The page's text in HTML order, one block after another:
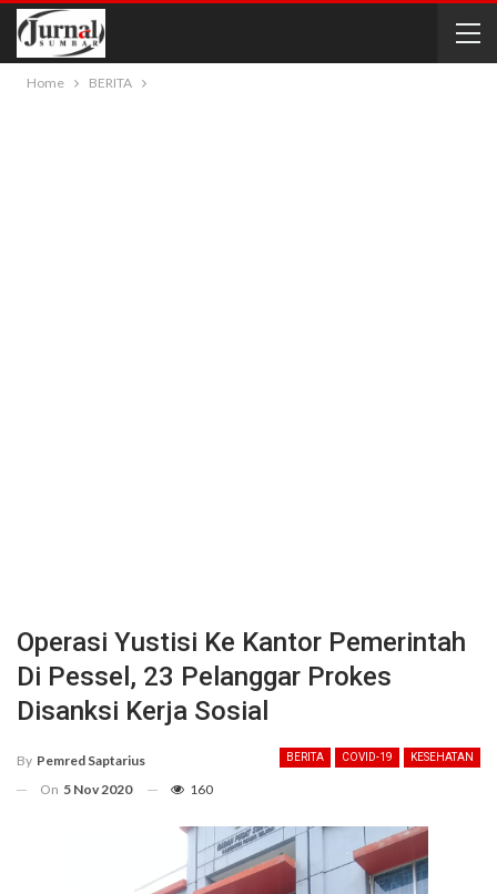
Home BERITA
Operasi Yustisi Ke Kantor Pemerintah
Di Pessel, 23 Pelanggar Prokes
Disanksi Kerja Sosial
BERITA COVID-19 KESEHATAN
By Pemred Saptarius
On 5 Nov 2020 160